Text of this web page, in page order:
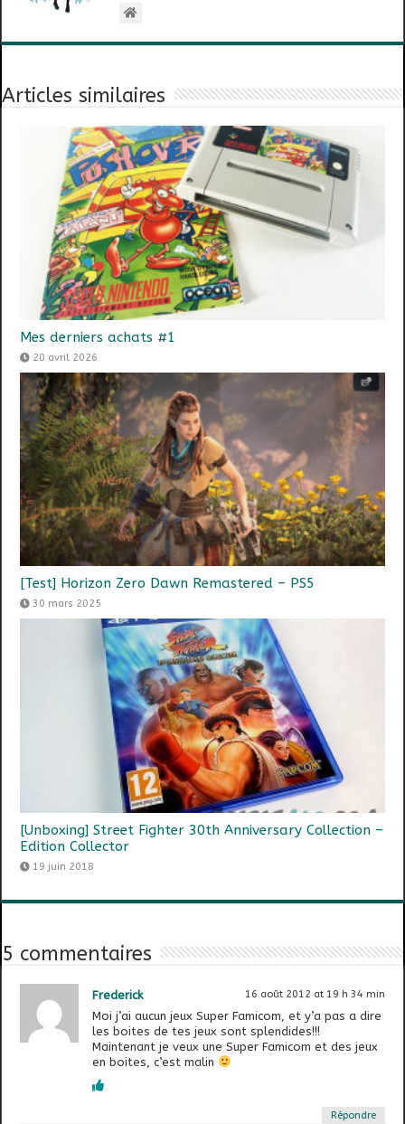
Articles similaires
Mes derniers achats #1
20 avril 2026
[Test] Horizon Zero Dawn Remastered – PS5
30 mars 2025
[Unboxing] Street Fighter 30th Anniversary Collection –
Edition Collector
19 juin 2018
5 commentaires
Frederick 16 août 2012 at 19 h 34 min
Moi j’ai aucun jeux Super Famicom, et y’a pas a dire
les boites de tes jeux sont splendides!!!
Maintenant je veux une Super Famicom et des jeux
en boites, c’est malin
Répondre